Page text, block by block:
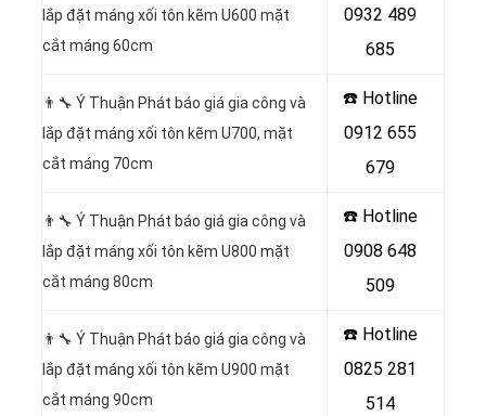
lắp đặt máng xối tôn kẽm U600 mặt
cắt máng 60cm
0932 489
685
👨‍🔧 Ý Thuận Phát báo giá gia công và
lắp đặt máng xối tôn kẽm U700, mặt
cắt máng 70cm
☎️ Hotline
0912 655
679
👨‍🔧 Ý Thuận Phát báo giá gia công và
lắp đặt máng xối tôn kẽm U800 mặt
cắt máng 80cm
☎️ Hotline
0908 648
509
👨‍🔧 Ý Thuận Phát báo giá gia công và
lắp đặt máng xối tôn kẽm U900 mặt
cắt máng 90cm
☎️ Hotline
0825 281
514